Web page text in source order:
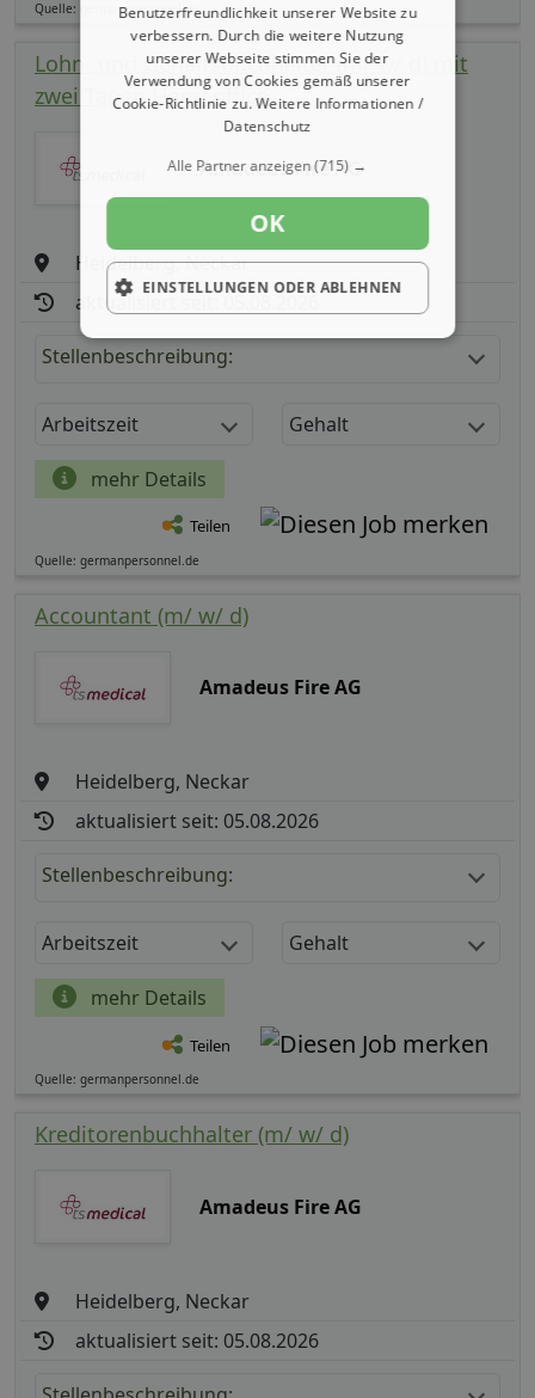
Quelle: germanpersonnel.de
Lohn- und Gehaltsbuchhalter (m/ w/ d) mit
zwei Tagen Homeoffice
Amadeus Fire AG
Heidelberg, Neckar
aktualisiert seit: 05.08.2026
Stellenbeschreibung:
Arbeitszeit Gehalt
mehr Details
Teilen
Quelle: germanpersonnel.de
Accountant (m/ w/ d)
Amadeus Fire AG
Heidelberg, Neckar
aktualisiert seit: 05.08.2026
Stellenbeschreibung:
Arbeitszeit Gehalt
mehr Details
Teilen
Quelle: germanpersonnel.de
Kreditorenbuchhalter (m/ w/ d)
Amadeus Fire AG
Heidelberg, Neckar
aktualisiert seit: 05.08.2026
Benutzerfreundlichkeit unserer Website zu
verbessern. Durch die weitere Nutzung
unserer Webseite stimmen Sie der
Verwendung von Cookies gemäß unserer
Cookie-Richtlinie zu.Weitere Informationen /
Datenschutz
Alle Partner anzeigen(715) →
OK
EINSTELLUNGEN ODER ABLEHNEN